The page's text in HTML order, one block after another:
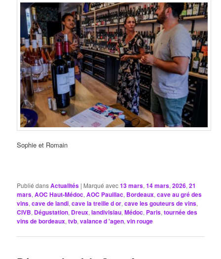
Sophie et Romain
Publié dansActualités | Marqué avec13 mars,14 mars,2026,21
mars,AOC Haut-Médoc,AOC Pauillac, Bordeaux,cave au gré des
vins,cave de landi,cave la treille d or,cave les gouteurs de vins,
CIVB, Dégustation, Dreux,landivisiau,Médoc, Paris,tournée des
vins de bordeaux,tvb,valance d 'agen,vin rouge